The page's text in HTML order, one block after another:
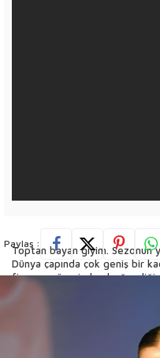
Toptan bayan giyim. Sezonun
Dünya çapında çok geniş bir
firmamız üzerinden
02:00 Kazee toptan bayan
03:40 V yaka penye desenler
Paylaş :